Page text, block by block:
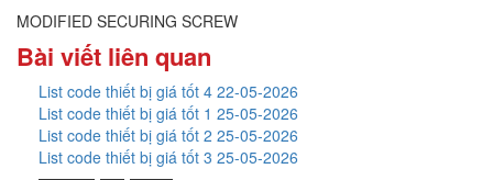
MODIFIED SECURING SCREW
Bài viết liên quan
List code thiết bị giá tốt 4 22-05-2026
List code thiết bị giá tốt 1 25-05-2026
List code thiết bị giá tốt 2 25-05-2026
List code thiết bị giá tốt 3 25-05-2026